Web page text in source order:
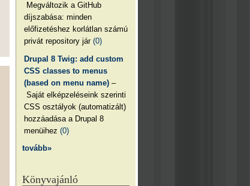
Megváltozik a GitHub
díjszabása: minden
előfizetéshez korlátlan számú
privát repository jár(0)
Drupal 8 Twig: add custom
CSS classes to menus
(based on menu name) –
Saját elképzeléseink szerinti
CSS osztályok (automatizált)
hozzáadása a Drupal 8
menüihez(0)
tovább»
Könyvajánló